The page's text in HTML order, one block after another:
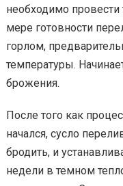
необходимо провести
мере готовности
горлом,
температуры.
брожения.
После того как
начался, сусло
бродить, и
недели в темном